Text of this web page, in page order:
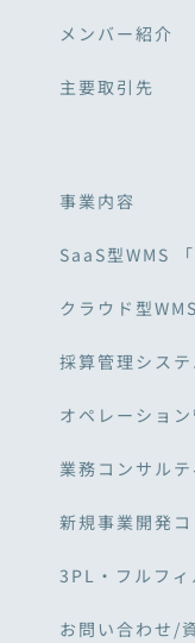
メンバー紹介
主要取引先
事業内容
SaaS型WMS
クラウド型
採算管理シス
オペレーショ
業務コンサルテ
新規事業開発
3PL・フルフ
お問い合わせ/